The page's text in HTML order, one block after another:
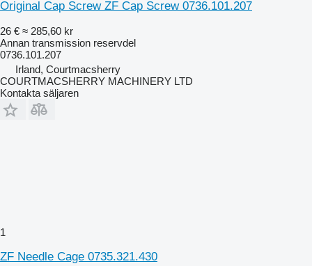
Original Cap Screw ZF Cap Screw 0736.101.207
26 € ≈ 285,60 kr
Annan transmission reservdel
0736.101.207
Irland, Courtmacsherry
COURTMACSHERRY MACHINERY LTD
Kontakta säljaren
1
ZF Needle Cage 0735.321.430